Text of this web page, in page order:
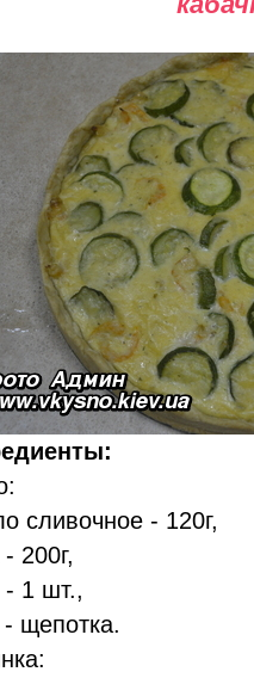
сливочное - 120г,
200г,
- 1 шт.,
щепотка.